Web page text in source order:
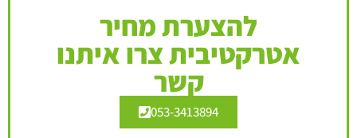
להצערת מחיר
אטרקטיבית צרו איתנו
קשר
053-3413894